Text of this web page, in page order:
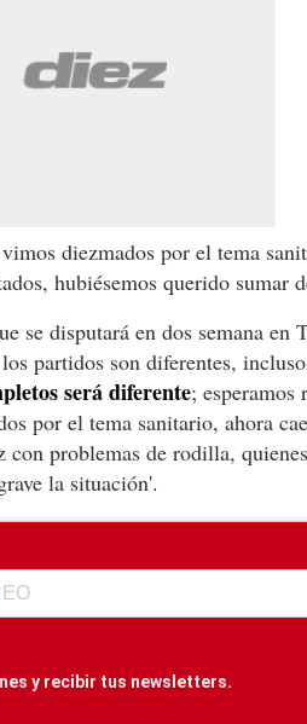
diezmados por el tema
hubiésemos querido sumar
se disputará en dos semana en
partidos son diferentes,
será diferente; esperamos
por el tema sanitario, ahora
con problemas de rodilla,
la situación'.
y recibir tus newsletters.